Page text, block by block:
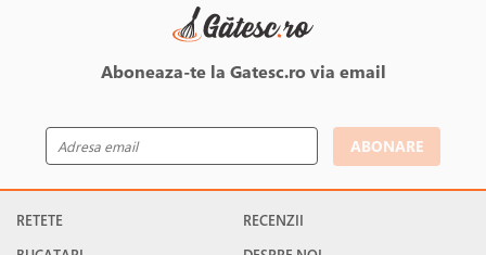
Aboneaza-te la Gatesc.ro via email
ABONARE
RETETE
RECENZII